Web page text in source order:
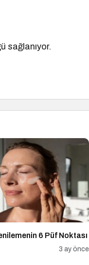
sağlanıyor.
6 Püf Noktası
3 ay önce